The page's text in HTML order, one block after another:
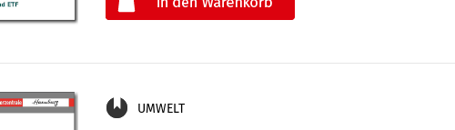
UMWELT